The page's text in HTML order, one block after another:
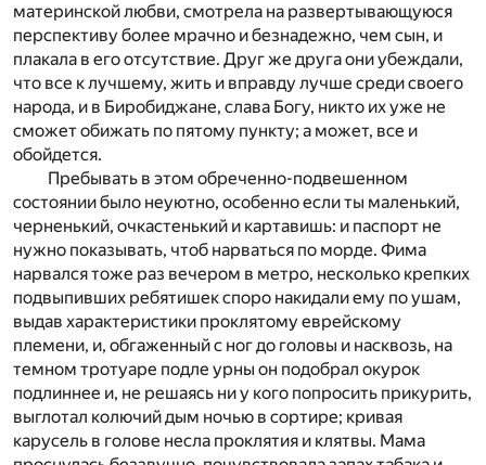
материнской любви, смотрела на развертывающуюся
перспективу более мрачно и безнадежно, чем сын, и
плакала в его отсутствие. Друг же друга они убеждали,
что все к лучшему, жить и вправду лучше среди своего
народа, и в Биробиджане, слава Богу, никто их уже не
сможет обижать по пятому пункту; а может, все и
обойдется.
Пребывать в этом обреченно-подвешенном
состоянии было неуютно, особенно если ты маленький,
черненький, очкастенький и картавишь: и паспорт не
нужно показывать, чтоб нарваться по морде. Фима
нарвался тоже раз вечером в метро, несколько крепких
подвыпивших ребятишек споро накидали ему по ушам,
выдав характеристики проклятому еврейскому
племени, и, обгаженный с ног до головы и насквозь, на
темном тротуаре подле урны он подобрал окурок
подлиннее и, не решаясь ни у кого попросить прикурить,
выглотал колючий дым ночью в сортире; кривая
карусель в голове несла проклятия и клятвы. Мама